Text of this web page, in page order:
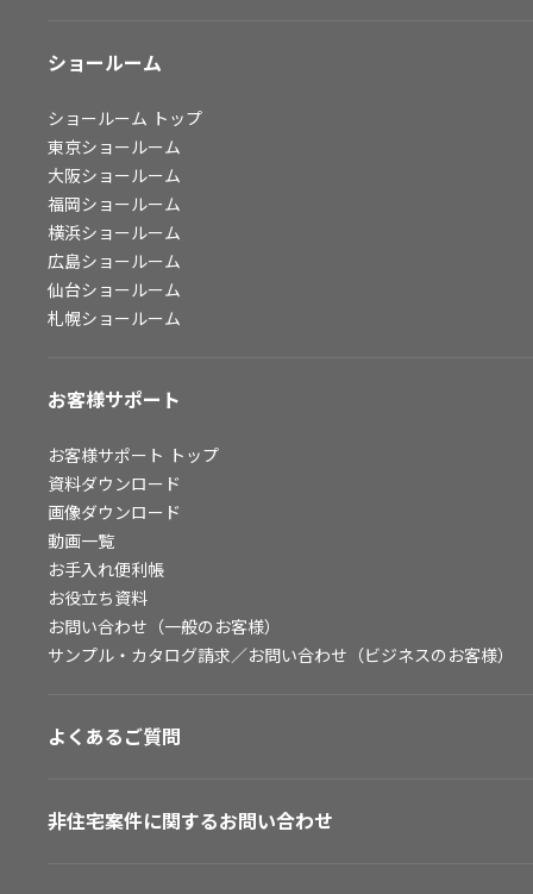
ショールーム
ショールーム トップ
東京ショールーム
大阪ショールーム
福岡ショールーム
横浜ショールーム
広島ショールーム
仙台ショールーム
札幌ショールーム
お客様サポート
お客様サポート トップ
資料ダウンロード
画像ダウンロード
動画一覧
お手入れ便利帳
お役立ち資料
お問い合わせ（一般のお客様）
サンプル・カタログ請求／お問い合わせ（ビジネスのお客様）
よくあるご質問
非住宅案件に関するお問い合わせ